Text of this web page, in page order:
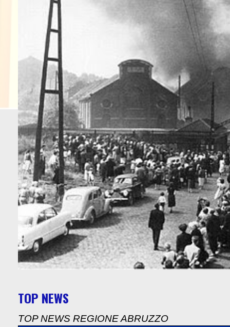
TOP NEWS
TOP NEWS REGIONE ABRUZZO